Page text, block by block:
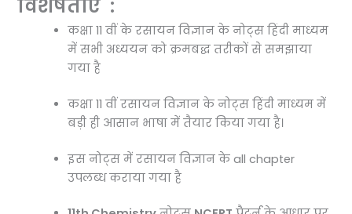
विशेषताएं :
कक्षा 11 वीं के रसायन विज्ञान के नोट्स हिंदी माध्यम
में सभी अध्ययन को क्रमबद्ध तरीकों से समझाया
गया है
कक्षा 11 वीं रसायन विज्ञान के नोट्स हिंदी माध्यम में
बड़ी ही आसान भाषा में तैयार किया गया है।
इस नोट्स में रसायन विज्ञान के all chapter
उपलब्ध कराया गया है